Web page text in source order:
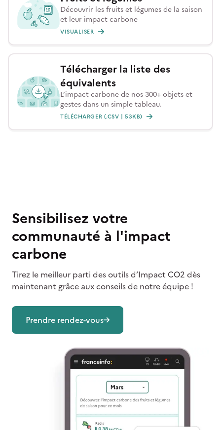
Découvrir les fruits et légumes de la saison
et leur impact carbone
VISUALISER
Télécharger la liste des
équivalents
L’impact carbone de nos 300+ objets et
gestes dans un simple tableau.
TÉLÉCHARGER (.CSV | 53KB)
Sensibilisez votre
communauté à l'impact
carbone
Tirez le meilleur parti des outils d’Impact CO2 dès
maintenant grâce aux conseils de notre équipe !
Prendre rendez-vous